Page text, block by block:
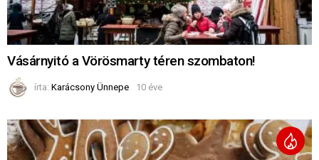
Vásárnyitó a Vörösmarty téren szombaton!
írta: Karácsony Ünnepe 10 éve